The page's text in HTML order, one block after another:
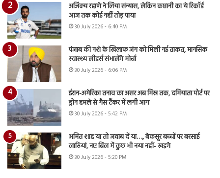
अजिंक्य रहाणे ने लिया संन्यास, लेकिन कप्तानी का ये रिकॉर्ड
आज तक कोई नहीं तोड़ पाया
30 July 2026 - 6:40 PM
पंजाब की नशे के खिलाफ जंग को मिली नई ताकत, मानसिक
स्वास्थ्य लीडर्स संभालेंगे मोर्चा
30 July 2026 - 6:06 PM
ईरान-अमेरिका तनाव का असर अब मिस्र तक, दमियाता पोर्ट पर
ड्रोन हमले से गैस टैंकर में लगी आग
30 July 2026 - 5:42 PM
अमित शाह या तो जवाब दें या…., बेकसूर बच्चों पर बरसाई
लाठियां, नए बिल में कुछ भी नया नहीं- खड़गे
30 July 2026 - 5:20 PM